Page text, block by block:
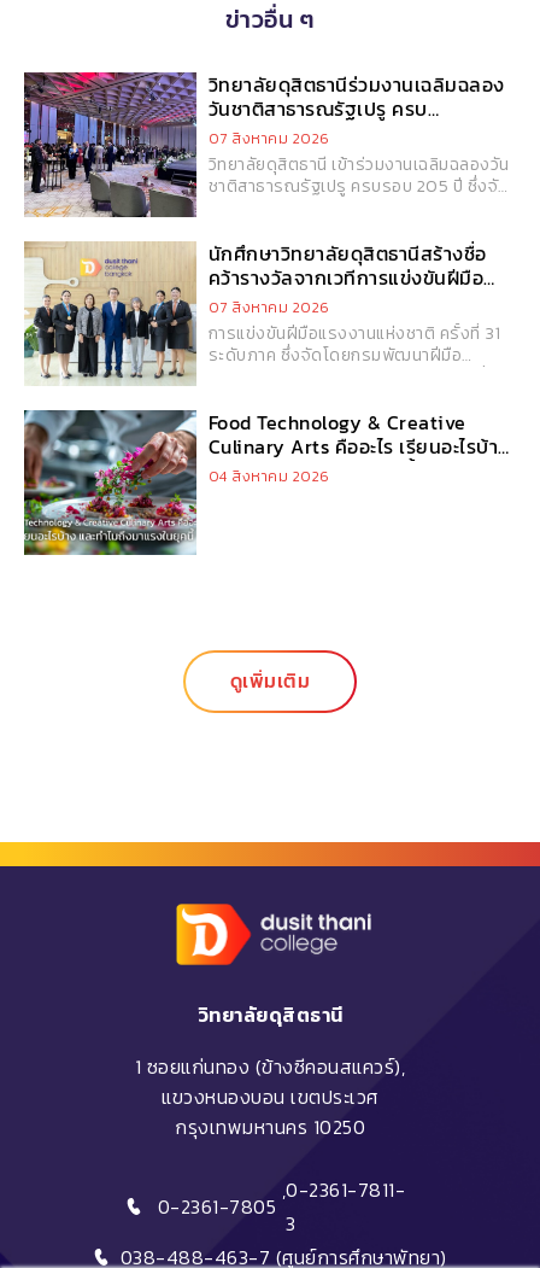
ข่าวอื่น ๆ
วิทยาลัยดุสิตธานีร่วมงานเฉลิมฉลอง
วันชาติสาธารณรัฐเปรู ครบ
รอบ 205 ปี
07 สิงหาคม 2026
วิทยาลัยดุสิตธานี เข้าร่วมงานเฉลิมฉลองวัน
ชาติสาธารณรัฐเปรู ครบรอบ 205 ปี ซึ่งจัด
ระหว่างประเทศไทยและเปรู พร้อมเปิดโอกาส
ในการส่งเสริมความร่วมมือด้านวัฒนธรรม
อาหาร และการศึกษาในระดับนานาชาติ
ตอกย้ำความมุ่งมั่นของวิทยาลัยในการสร้าง
เครือข่ายความร่วมมือระดับโลกเพื่อยกระดับ
ประสบการณ์การเรียนรู้ของนักศึกษา
นักศึกษาวิทยาลัยดุสิตธานีสร้างชื่อ
คว้ารางวัลจากเวทีการแข่งขันฝีมือ
แรงงานแห่งชาติ ระดับภาค ปี 2569
07 สิงหาคม 2026
การแข่งขันฝีมือแรงงานแห่งชาติ ครั้งที่ 31
ระดับภาค ซึ่งจัดโดยกรมพัฒนาฝีมือ
ต่างๆ ตั้งตารอคอยที่จะแสดงฝีมือ ซึ่งในปีนี้
กรมพัฒนาฝีมือแรงงาน ได้จัดการแข่งขันไป
เมื่อวันที่ 7-10 กรกฎาคม 2569 ที่ผ่านมา
ณ.สถาบันพัฒนาฝีมือแรงงานในภาคเหนือ
Food Technology & Creative
Culinary Arts คืออะไร เรียนอะไรบ้าง
และทำไมถึงมาแรงในยุคนี้
04 สิงหาคม 2026
ดูเพิ่มเติม
วิทยาลัยดุสิตธานี
1 ซอยแก่นทอง (ข้างซีคอนสแควร์),
แขวงหนองบอน เขตประเวศ
กรุงเทพมหานคร 10250
0-2361-7805
,0-2361-7811-
3
038-488-463-7 (ศูนย์การศึกษาพัทยา)